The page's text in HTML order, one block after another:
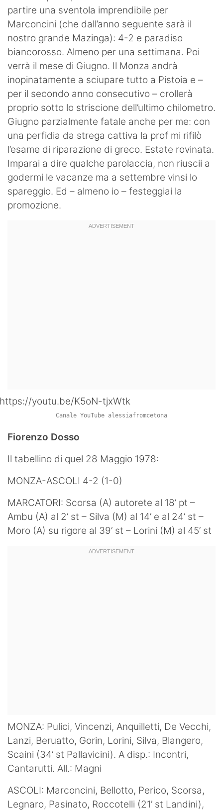
partire una sventola imprendibile per
Marconcini (che dall’anno seguente sarà il
nostro grande Mazinga): 4-2 e paradiso
biancorosso. Almeno per una settimana. Poi
verrà il mese di Giugno. Il Monza andrà
inopinatamente a sciupare tutto a Pistoia e –
per il secondo anno consecutivo – crollerà
proprio sotto lo striscione dell’ultimo chilometro.
Giugno parzialmente fatale anche per me: con
una perfidia da strega cattiva la prof mi rifilò
l’esame di riparazione di greco. Estate rovinata.
Imparai a dire qualche parolaccia, non riuscii a
godermi le vacanze ma a settembre vinsi lo
spareggio. Ed – almeno io – festeggiai la
promozione.
https://youtu.be/K5oN-tjxWtk
Canale YouTube alessiafromcetona
Fiorenzo Dosso
Il tabellino di quel 28 Maggio 1978:
MONZA-ASCOLI 4-2 (1-0)
MARCATORI: Scorsa (A) autorete al 18’ pt –
Ambu (A) al 2’ st – Silva (M) al 14’ e al 24’ st –
Moro (A) su rigore al 39’ st – Lorini (M) al 45’ st
MONZA: Pulici, Vincenzi, Anquilletti, De Vecchi,
Lanzi, Beruatto, Gorin, Lorini, Silva, Blangero,
Scaini (34’ st Pallavicini). A disp.: Incontri,
Cantarutti. All.: Magni
ASCOLI: Marconcini, Bellotto, Perico, Scorsa,
Legnaro, Pasinato, Roccotelli (21’ st Landini),